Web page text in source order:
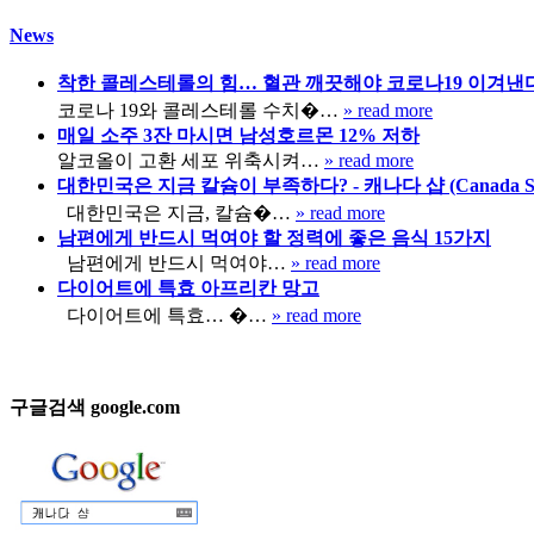
News
착한 콜레스테롤의 힘… 혈관 깨끗해야 코로나19 이겨낸
코로나 19와 콜레스테롤 수치�… » read more
매일 소주 3잔 마시면 남성호르몬 12% 저하
알코올이 고환 세포 위축시켜… » read more
대한민국은 지금 칼슘이 부족하다? - 캐나다 샵 (Canada
대한민국은 지금, 칼슘�… » read more
남편에게 반드시 먹여야 할 정력에 좋은 음식 15가지
남편에게 반드시 먹여야… » read more
다이어트에 특효 아프리칸 망고
다이어트에 특효… �… » read more
구글검색 google.com